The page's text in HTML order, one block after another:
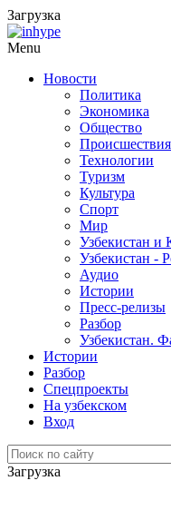
Загрузка
Menu
Новости
Политика
Экономика
Общество
Происшествия
Технологии
Туризм
Культура
Спорт
Мир
Узбекистан и
Узбекистан -
Аудио
Истории
Пресс-релизы
Разбор
Узбекистан.
Истории
Разбор
Спецпроекты
На узбекском
Вход
Загрузка